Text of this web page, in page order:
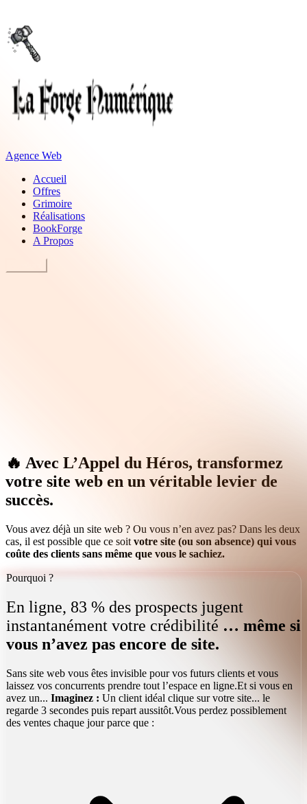
Agence Web
Accueil
Offres
Grimoire
Réalisations
BookForge
A Propos
🔥 Avec L’Appel du Héros, transformez
votre site web en un véritable levier de
succès.
Vous avez déjà un site web ? Ou vous n’en avez pas? Dans les deux
cas, il est possible que ce soit votre site (ou son absence) qui vous
coûte des clients sans même que vous le sachiez.
Pourquoi ?
En ligne, 83 % des prospects jugent
instantanément votre crédibilité … même si
vous n’avez pas encore de site.
Sans site web vous êtes invisible pour vos futurs clients et vous
laissez vos concurrents prendre tout l’espace en ligne.Et si vous en
avez un... Imaginez : Un client idéal clique sur votre site... le
regarde 3 secondes puis repart aussitôt.Vous perdez possiblement
des ventes chaque jour parce que :